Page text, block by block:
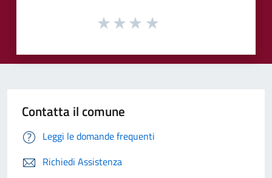
Contatta il comune
Leggi le domande frequenti
Richiedi Assistenza